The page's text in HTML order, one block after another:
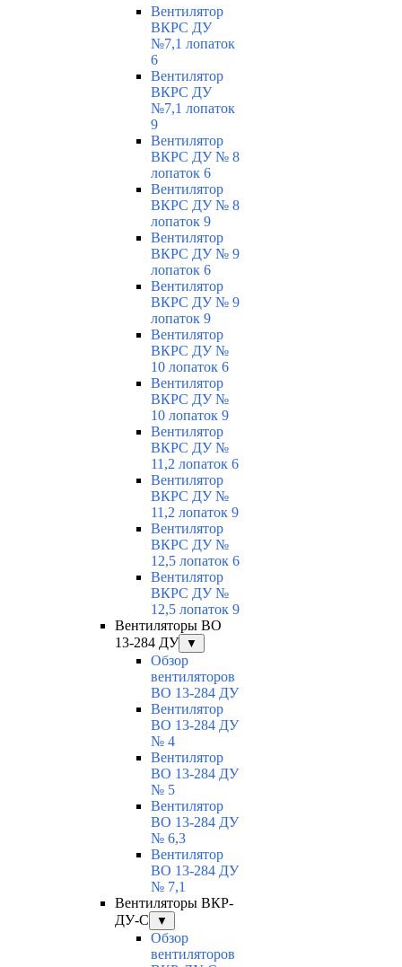
Вентилятор
ВКРС ДУ
№7,1 лопаток
6
Вентилятор
ВКРС ДУ
№7,1 лопаток
9
Вентилятор
ВКРС ДУ № 8
лопаток 6
Вентилятор
ВКРС ДУ № 8
лопаток 9
Вентилятор
ВКРС ДУ № 9
лопаток 6
Вентилятор
ВКРС ДУ № 9
лопаток 9
Вентилятор
ВКРС ДУ №
10 лопаток 6
Вентилятор
ВКРС ДУ №
10 лопаток 9
Вентилятор
ВКРС ДУ №
11,2 лопаток 6
Вентилятор
ВКРС ДУ №
11,2 лопаток 9
Вентилятор
ВКРС ДУ №
12,5 лопаток 6
Вентилятор
ВКРС ДУ №
12,5 лопаток 9
Вентиляторы ВО
13-284 ДУ
▼
Обзор
вентиляторов
ВО 13-284 ДУ
Вентилятор
ВО 13-284 ДУ
№ 4
Вентилятор
ВО 13-284 ДУ
№ 5
Вентилятор
ВО 13-284 ДУ
№ 6,3
Вентилятор
ВО 13-284 ДУ
№ 7,1
Вентиляторы ВКР-
ДУ-С
▼
Обзор
вентиляторов